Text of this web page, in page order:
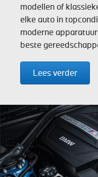
modellen of
elke auto in
moderne
beste
Lees verder